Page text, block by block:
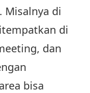
Misalnya di
di
dan
bisa